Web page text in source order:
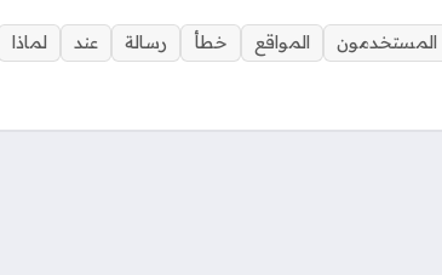
المستخدمون المواقع خطأ رسالة عند لماذا